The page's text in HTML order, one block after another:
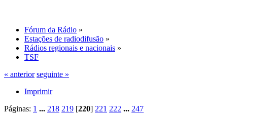
Fórum da Rádio »
Estações de radiodifusão »
Rádios regionais e nacionais »
TSF
« anterior seguinte »
Imprimir
Páginas: 1 ... 218 219 [220] 221 222 ... 247